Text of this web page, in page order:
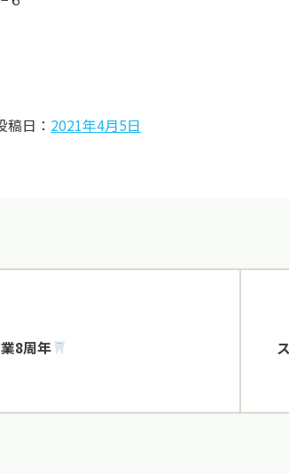
稿日： 2021年4月5日
8周年